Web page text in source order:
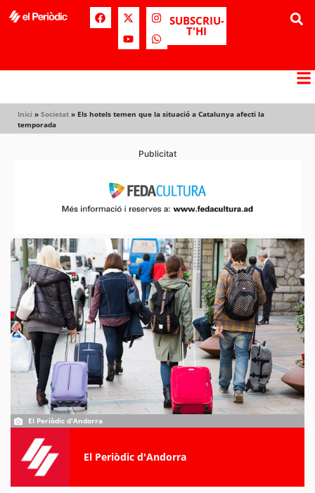
SUBSCRIU-
T'HI
Inici » Societat » Els hotels temen que la situació a Catalunya afecti la
temporada
Publicitat
El Periòdic d'Andorra
El Periòdic d'Andorra